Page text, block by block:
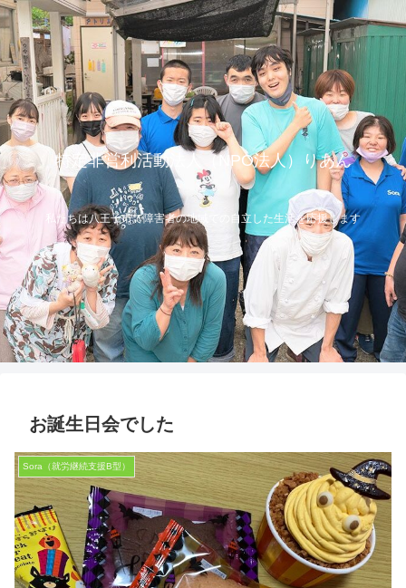
特定非営利活動法人（NPO法人）りあん
私たちは八王子市で障害者の地域での自立した生活を応援します
お誕生日会でした
Sora（就労継続支援B型）